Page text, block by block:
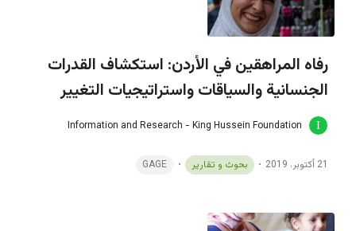
رفاه المراهقين في الأردن: استكشاف القدرات
الجنسانية والسياقات واستراتيجيات التغيير
Information and Research - King Hussein Foundation
21 أكتوبر، 2019 بحوث و تقارير GAGE